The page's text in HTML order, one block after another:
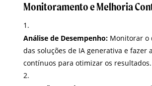
Monitoramento e Melhoria
Análise de Desempenho: Monitorar o
das soluções de IA generativa e fazer
contínuos para otimizar os resultados.